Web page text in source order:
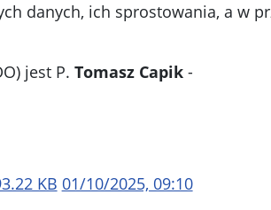
danych, ich sprostowania, a w
jest P. Tomasz Capik -
KB 01/10/2025, 09:10